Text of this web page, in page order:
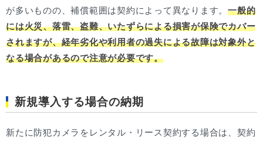
が多いものの、補償範囲は契約によって異なります。 一般的
には火災、落雷、盗難、いたずらによる損害が保険でカバー
されますが、経年劣化や利用者の過失による故障は対象外と
なる場合があるので注意が必要です。
新規導入する場合の納期
新たに防犯カメラをレンタル・リース契約する場合は、契約